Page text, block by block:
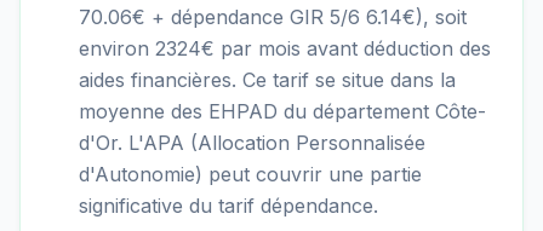
70.06€ + dépendance GIR 5/6 6.14€), soit
environ 2324€ par mois avant déduction des
aides financières. Ce tarif se situe dans la
moyenne des EHPAD du département Côte-
d'Or. L'APA (Allocation Personnalisée
d'Autonomie) peut couvrir une partie
significative du tarif dépendance.